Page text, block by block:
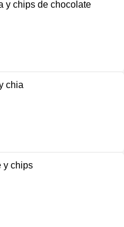
y chips de chocolate
chia
y chips